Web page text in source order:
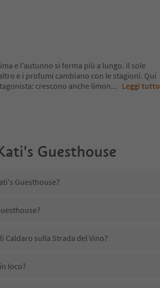
e l’autunno si ferma più a lungo. Il sole
e i profumi cambiano con le stagioni. Qui
crescono anche limon... Leggi tutto
Guesthouse
Guesthouse?
Caldaro sulla Strada del Vino?
loco?